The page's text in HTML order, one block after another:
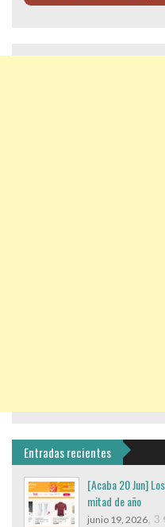
Entradas recientes
[Acaba 20 Jun]
mitad de año
junio 19, 2026, 3